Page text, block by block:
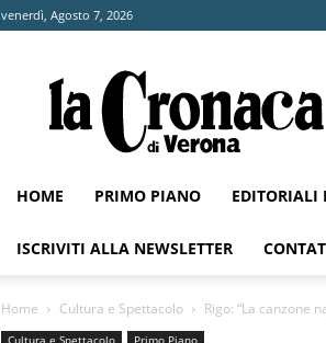
venerdì, Agosto 7, 2026
Cronaca
di
Verona
HOME PRIMO PIANO EDITORIALI
ISCRIVITI ALLA NEWSLETTER
Home Cultura e Spettacolo Rigo: “La canzone
Cultura e Spettacolo Primo Piano